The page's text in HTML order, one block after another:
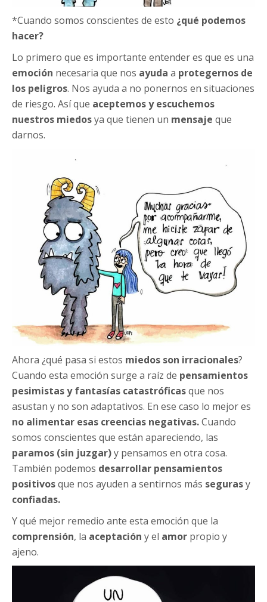
*Cuando somos conscientes de esto ¿qué podemos
hacer?
Lo primero que es importante entender es que es una
emoción necesaria que nos ayuda a protegernos de
los peligros. Nos ayuda a no ponernos en situaciones
de riesgo. Así que aceptemos y escuchemos
nuestros miedosya que tienen un mensaje que
darnos.
Ahora ¿qué pasa si estos miedos son irracionales?
Cuando esta emoción surge a raíz de pensamientos
pesimistas y fantasías catastróficasque nos
asustan y no son adaptativos. En ese caso lo mejor es
no alimentar esas creencias negativas.Cuando
somos conscientes que están apareciendo, las
paramos (sin juzgar)y pensamos en otra cosa.
También podemos desarrollar pensamientos
positivosque nos ayuden a sentirnos más segurasy
confiadas.
Y qué mejor remedio ante esta emoción que la
comprensión, la aceptación y el amor propio y
ajeno.